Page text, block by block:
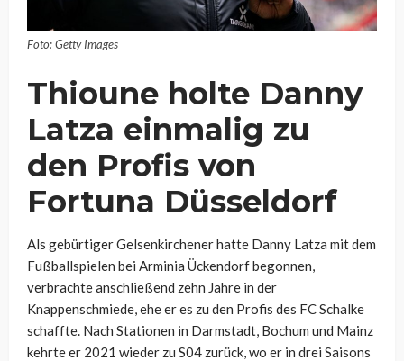
Foto: Getty Images
Thioune holte Danny
Latza einmalig zu
den Profis von
Fortuna Düsseldorf
Als gebürtiger Gelsenkirchener hatte Danny Latza mit dem
Fußballspielen bei Arminia Ückendorf begonnen,
verbrachte anschließend zehn Jahre in der
Knappenschmiede, ehe er es zu den Profis des FC Schalke
schaffte. Nach Stationen in Darmstadt, Bochum und Mainz
kehrte er 2021 wieder zu S04 zurück, wo er in drei Saisons